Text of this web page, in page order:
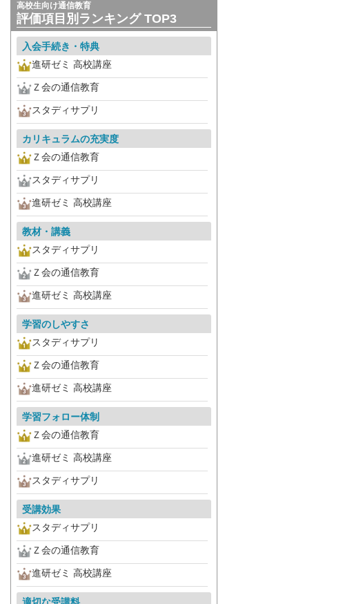
高校生向け通信教育
評価項目別ランキング TOP3
入会手続き・特典
進研ゼミ 高校講座
Ｚ会の通信教育
スタディサプリ
カリキュラムの充実度
Ｚ会の通信教育
スタディサプリ
進研ゼミ 高校講座
教材・講義
スタディサプリ
Ｚ会の通信教育
進研ゼミ 高校講座
学習のしやすさ
スタディサプリ
Ｚ会の通信教育
進研ゼミ 高校講座
学習フォロー体制
Ｚ会の通信教育
進研ゼミ 高校講座
スタディサプリ
受講効果
スタディサプリ
Ｚ会の通信教育
進研ゼミ 高校講座